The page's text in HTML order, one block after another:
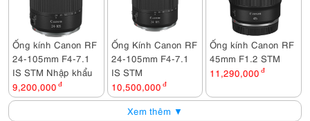
Ống kính Canon RF
24-105mm F4-7.1
IS STM Nhập khẩu
9,200,000 đ
Ống Kính Canon RF
24-105mm F4-7.1
IS STM
10,500,000 đ
Ống kính Canon RF
45mm F1.2 STM
11,290,000 đ
Xem thêm ▼